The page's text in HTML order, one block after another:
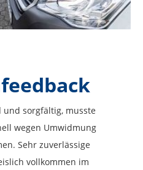
und sorgfältig, musste
wegen Umwidmung
Sehr zuverlässige
vollkommen im